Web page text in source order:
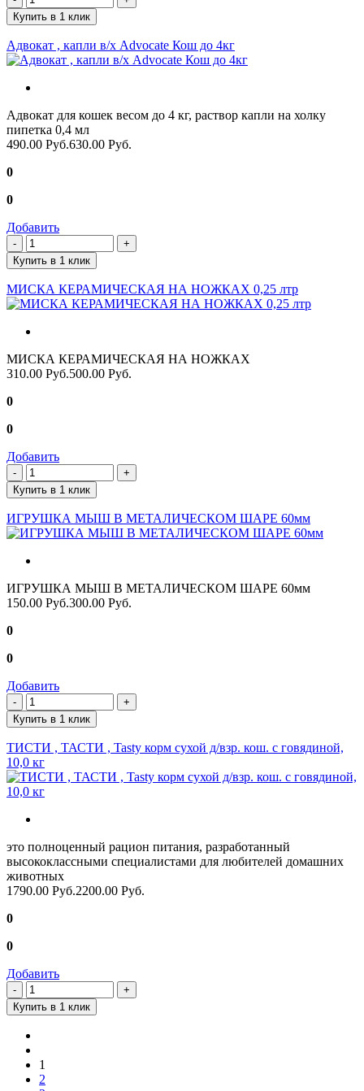
Купить в 1 клик
Адвокат , капли в/х Advocate Кош до 4кг
Адвокат для кошек весом до 4 кг, раствор капли на холку
пипетка 0,4 мл
490.00 Руб.630.00 Руб.
0
0
Добавить
Купить в 1 клик
МИСКА КЕРАМИЧЕСКАЯ НА НОЖКАХ 0,25 лтр
МИСКА КЕРАМИЧЕСКАЯ НА НОЖКАХ
310.00 Руб.500.00 Руб.
0
0
Добавить
Купить в 1 клик
ИГРУШКА МЫШ В МЕТАЛИЧЕСКОМ ШАРЕ 60мм
ИГРУШКА МЫШ В МЕТАЛИЧЕСКОМ ШАРЕ 60мм
150.00 Руб.300.00 Руб.
0
0
Добавить
Купить в 1 клик
ТИСТИ , ТАСТИ , Tasty корм сухой д/взр. кош. с говядиной,
10,0 кг
это полноценный рацион питания, разработанный
высококлассными специалистами для любителей домашних
животных
1790.00 Руб.2200.00 Руб.
0
0
Добавить
Купить в 1 клик
1
2